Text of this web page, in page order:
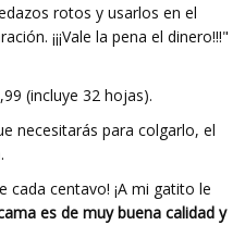
rotos y usarlos en el
¡¡¡Vale la pena el dinero!!!"
(incluye 32 hojas).
necesitarás para colgarlo, el
cada centavo! ¡A mi gatito le
es de muy buena calidad y